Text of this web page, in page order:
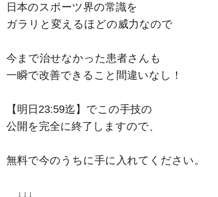
日本のスポーツ界の常識を
ガラリと変えるほどの威力なので
今まで治せなかった患者さんも
一瞬で改善できること間違いなし！
【明日23:59迄】でこの手技の
公開を完全に終了しますので、
無料で今のうちに手に入れてください。
↓↓↓